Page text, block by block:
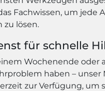
Fachwissen, um jede
zu lösen.
für schnelle
Wochenende oder
haben – unser
zur Verfügung, um